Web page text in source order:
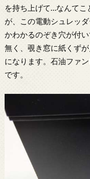
を持ち上げて…なんてこ
が、この電動シュレッ
かわかるのぞき穴が付
無く、覗き窓に紙くず
になります。石油ファ
です。